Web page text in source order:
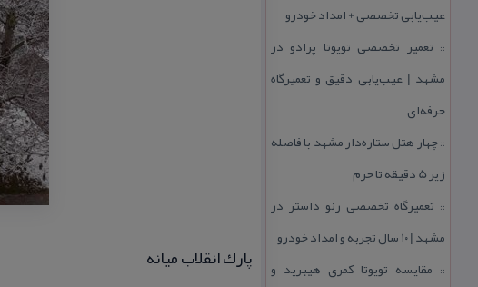
عیب‌یابی تخصصی + امداد خودرو
:: تعمیر تخصصی تویوتا پرادو در
مشهد | عیب‌یابی دقیق و تعمیرگاه
حرفه‌ای
::چهار هتل‌ ستاره‌دار مشهد با فاصله
زیر 5 دقیقه تا حرم
:: تعمیرگاه تخصصی رنو داستر در
مشهد | ۱۰ سال تجربه و امداد خودرو
:: مقایسه تویوتا كمری هیبرید و
پارك انقلاب میانه